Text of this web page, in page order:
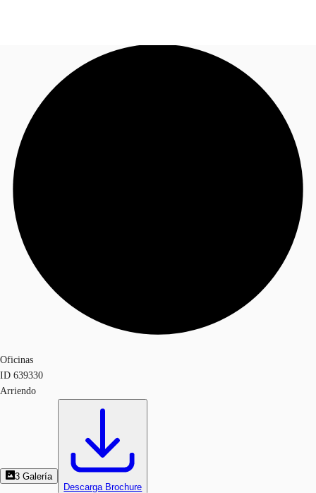
Nuestros servicios
Noticias e Investigaciones
Llama ahora
Oficinas
ID 639330
Arriendo
3 Galería
Descarga Brochure